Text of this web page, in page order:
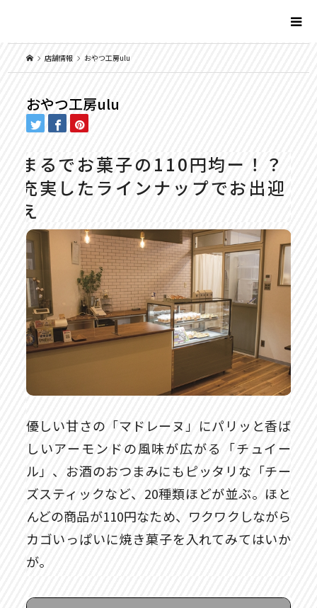
店舗情報 おやつ工房ulu
おやつ工房ulu
まるでお菓子の110円均ー！？
充実したラインナップでお出迎
え
優しい甘さの「マドレーヌ」にパリッと香ば
しいアーモンドの風味が広がる「チュイー
ル」、お酒のおつまみにもピッタリな「チー
ズスティックなど、20種類ほどが並ぶ。ほと
んどの商品が110円なため、ワクワクしながら
カゴいっぱいに焼き菓子を入れてみてはいか
が。